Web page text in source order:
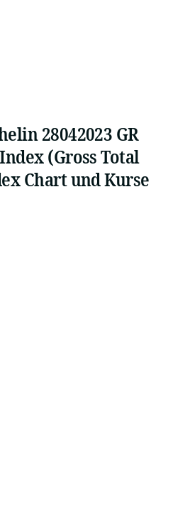
28042023 GR
(Gross Total
Chart und Kurse